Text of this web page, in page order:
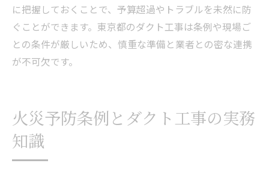
に把握しておくことで、予算超過やトラブルを未然に防
ぐことができます。東京都のダクト工事は条例や現場ご
との条件が厳しいため、慎重な準備と業者との密な連携
が不可欠です。
火災予防条例とダクト工事の実務
知識